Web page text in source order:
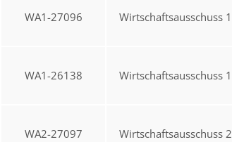
WA1-27096 Wirtschaftsausschuss 1
WA1-26138 Wirtschaftsausschuss 1
WA2-27097 Wirtschaftsausschuss 2